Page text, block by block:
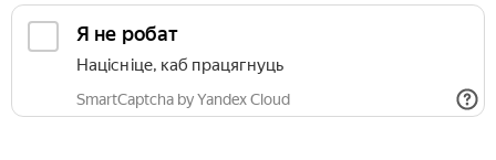
Я не робат
Націсніце, каб працягнуць
SmartCaptcha by Yandex Cloud